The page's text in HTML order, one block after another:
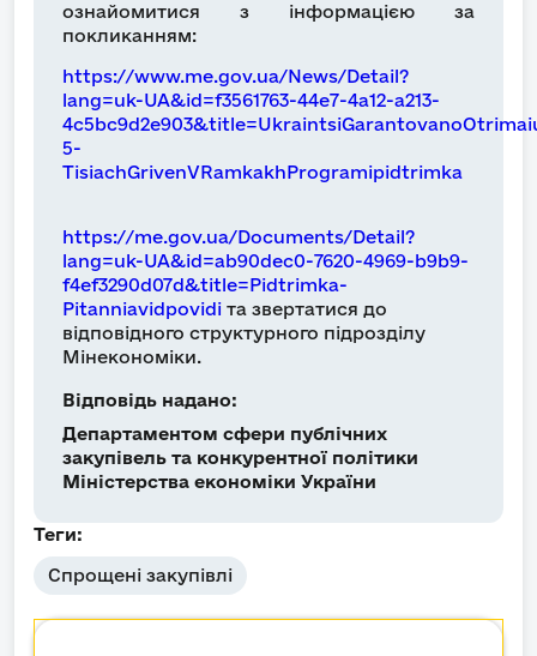
ознайомитися з інформацією за
покликанням:
https://www.me.gov.ua/News/Detail?
lang=uk-UA&id=f3561763-44e7-4a12-a213-
5-
TisiachGrivenVRamkakhProgramipidtrimka
https://me.gov.ua/Documents/Detail?
lang=uk-UA&id=ab90dec0-7620-4969-b9b9-
f4ef3290d07d&title=Pidtrimka-
Pitanniavidpovidi та звертатися до
відповідного структурного підрозділу
Мінекономіки.
Відповідь надано:
Департаментом сфери публічних
закупівель та конкурентної політики
Міністерства економіки України
Теги:
Спрощені закупівлі